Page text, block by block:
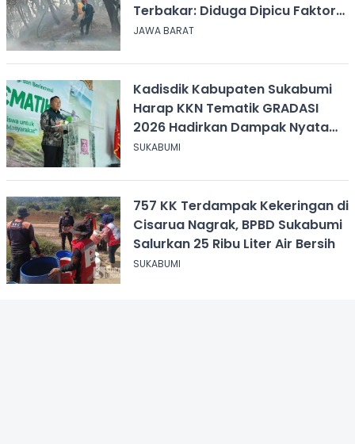
Terbakar: Diduga Dipicu Faktor
Alam
JAWA BARAT
Kadisdik Kabupaten Sukabumi
Harap KKN Tematik GRADASI
2026 Hadirkan Dampak Nyata
bagi Masyarakat
SUKABUMI
757 KK Terdampak Kekeringan di
Cisarua Nagrak, BPBD Sukabumi
Salurkan 25 Ribu Liter Air Bersih
SUKABUMI